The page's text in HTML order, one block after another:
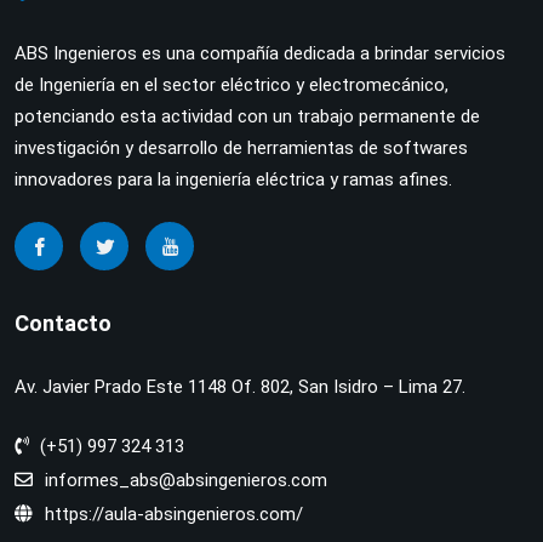
ABS Ingenieros es una compañía dedicada a brindar servicios
de Ingeniería en el sector eléctrico y electromecánico,
potenciando esta actividad con un trabajo permanente de
investigación y desarrollo de herramientas de softwares
innovadores para la ingeniería eléctrica y ramas afines.
Contacto
Av. Javier Prado Este 1148 Of. 802, San Isidro – Lima 27.
(+51) 997 324 313
informes_abs@absingenieros.com
https://aula-absingenieros.com/